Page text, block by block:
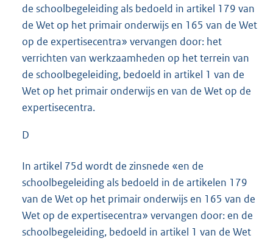
de schoolbegeleiding als bedoeld in artikel 179 van
de Wet op het primair onderwijs en 165 van de Wet
op de expertisecentra» vervangen door: het
verrichten van werkzaamheden op het terrein van
de schoolbegeleiding, bedoeld in artikel 1 van de
Wet op het primair onderwijs en van de Wet op de
expertisecentra.
D
In artikel 75d wordt de zinsnede «en de
schoolbegeleiding als bedoeld in de artikelen 179
van de Wet op het primair onderwijs en 165 van de
Wet op de expertisecentra» vervangen door: en de
schoolbegeleiding, bedoeld in artikel 1 van de Wet